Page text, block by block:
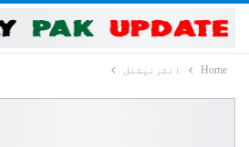
Home انٹرنیشنل